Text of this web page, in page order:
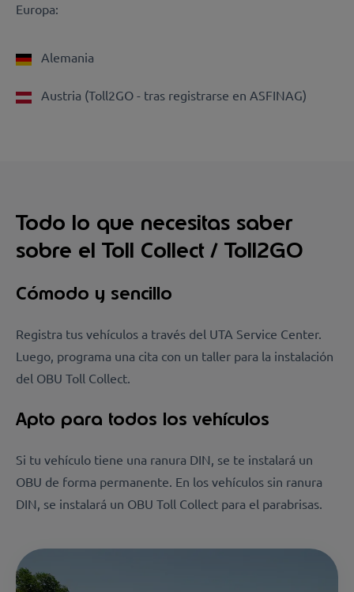
Europa:
Alemania
Austria (Toll2GO - tras registrarse en ASFINAG)
Todo lo que necesitas saber
sobre el Toll Collect / Toll2GO
Cómodo y sencillo
Registra tus vehículos a través del UTA Service Center.
Luego, programa una cita con un taller para la instalación
del OBU Toll Collect.
Apto para todos los vehículos
Si tu vehículo tiene una ranura DIN, se te instalará un
OBU de forma permanente. En los vehículos sin ranura
DIN, se instalará un OBU Toll Collect para el parabrisas.